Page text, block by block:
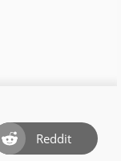
Reddit